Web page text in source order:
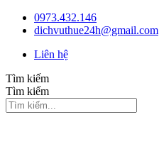
Chuyển
dung
0973.432.146
dichvuthue24h@gmail.com
Liên hệ
Tìm kiếm
Tìm kiếm